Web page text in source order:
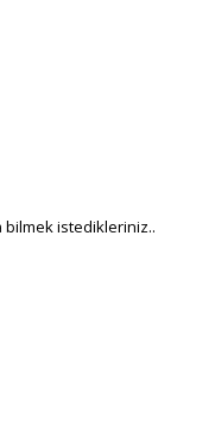
bilmek istedikleriniz..